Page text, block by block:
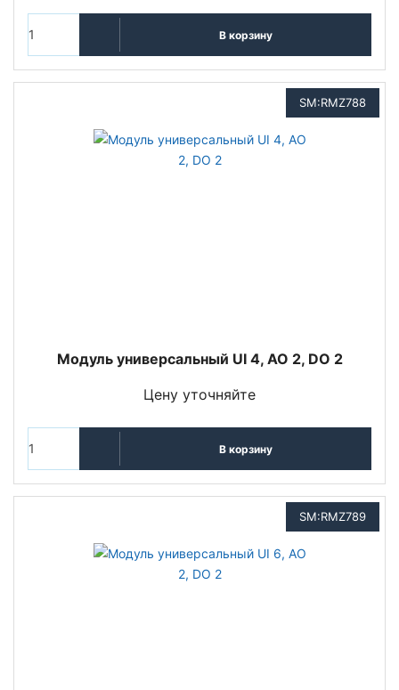
В корзину
SM:RMZ788
Модуль универсальный UI 4, AO 2, DO 2
Цену уточняйте
В корзину
SM:RMZ789